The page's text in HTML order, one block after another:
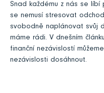
Snad každému z nás se
se nemusí stresovat
svobodně naplánovat svůj
máme rádi. V dnešním
finanční nezávislostí
nezávislosti dosáhnout.